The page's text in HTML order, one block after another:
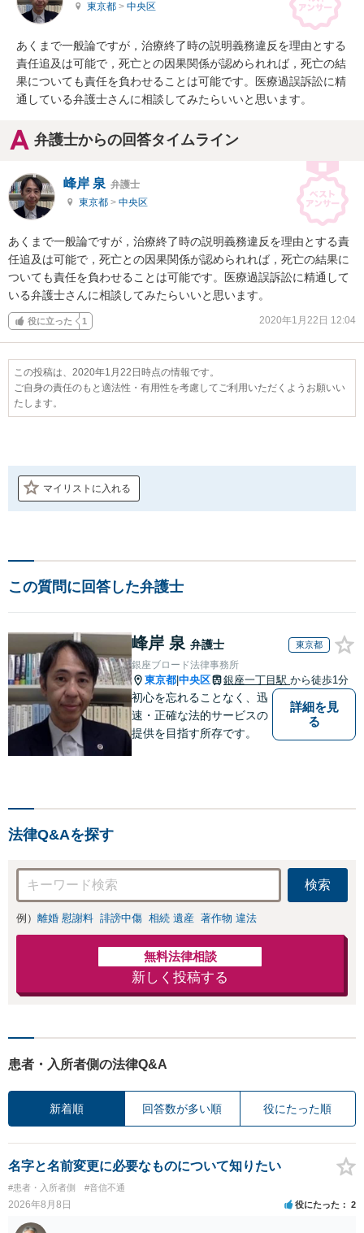
東京都 > 中央区
あくまで一般論ですが，治療終了時の説明義務違反を理由とする
責任追及は可能で，死亡との因果関係が認められれば，死亡の結
果についても責任を負わせることは可能です。医療過誤訴訟に精
通している弁護士さんに相談してみたらいいと思います。
弁護士からの回答タイムライン
峰岸 泉 弁護士
東京都 > 中央区
あくまで一般論ですが，治療終了時の説明義務違反を理由とする責
任追及は可能で，死亡との因果関係が認められれば，死亡の結果に
ついても責任を負わせることは可能です。医療過誤訴訟に精通して
いる弁護士さんに相談してみたらいいと思います。
役に立った 1 2020年1月22日 12:04
この投稿は、2020年1月22日時点の情報です。
ご自身の責任のもと適法性・有用性を考慮してご利用いただくようお願いい
たします。
マイリストに入れる
この質問に回答した弁護士
峰岸 泉 弁護士 東京都
銀座ブロード法律事務所
東京都 中央区 銀座一丁目駅 から徒歩1分
初心を忘れることなく、迅
速・正確な法的サービスの
提供を目指す所存です。
詳細を見
る
法律Q&Aを探す
検索
例） 離婚 慰謝料 誹謗中傷 相続 遺産 著作物 違法
無料法律相談
新しく投稿する
患者・入所者側の法律Q&A
新着順 回答数が多い順 役にたった順
名字と名前変更に必要なものについて知りたい
#患者・入所者側 #音信不通
2026年8月8日 役にたった 2